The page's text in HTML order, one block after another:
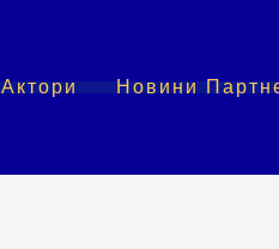
Актори Новини